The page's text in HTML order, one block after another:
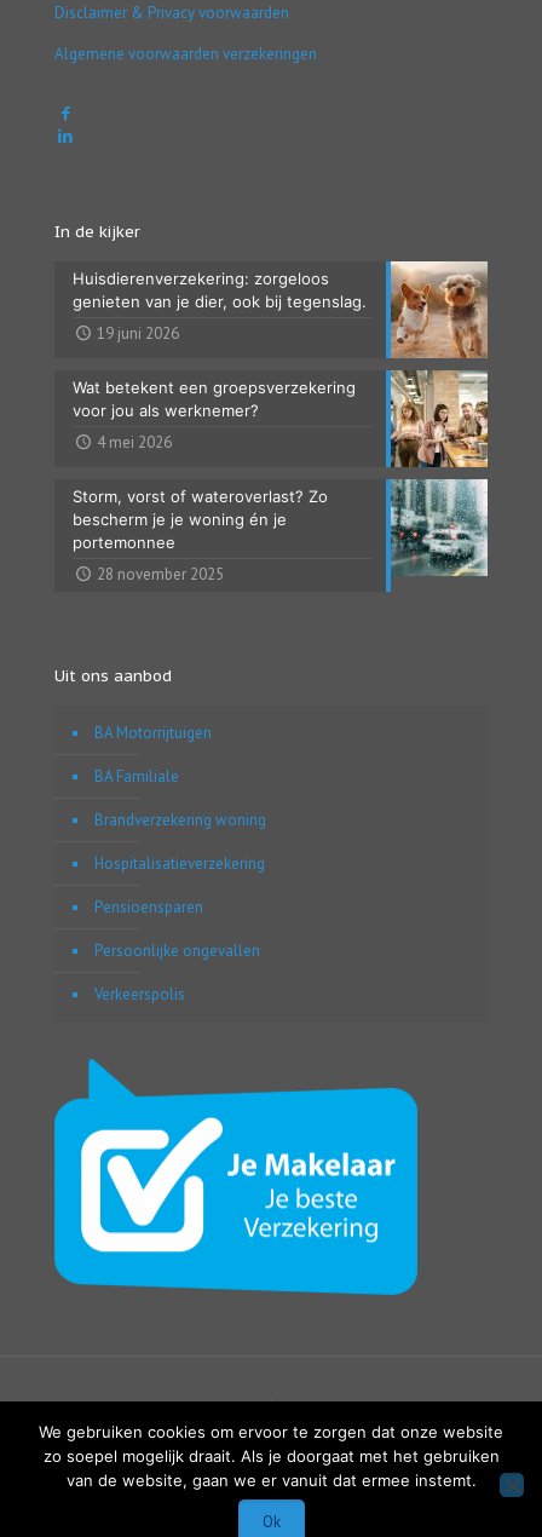
Disclaimer & Privacy voorwaarden
Algemene voorwaarden verzekeringen
In de kijker
Huisdierenverzekering: zorgeloos
genieten van je dier, ook bij tegenslag.
19 juni 2026
Wat betekent een groepsverzekering
voor jou als werknemer?
4 mei 2026
Storm, vorst of wateroverlast? Zo
bescherm je je woning én je
portemonnee
28 november 2025
Uit ons aanbod
BA Motorrijtuigen
BA Familiale
Brandverzekering woning
Hospitalisatieverzekering
Pensioensparen
Persoonlijke ongevallen
Verkeerspolis
2017 © copyright Webassur.be - Powered byModulink.be -
Webassur
We gebruiken cookies om ervoor te zorgen dat onze website
zo soepel mogelijk draait. Als je doorgaat met het gebruiken
van de website, gaan we er vanuit dat ermee instemt.
Ok